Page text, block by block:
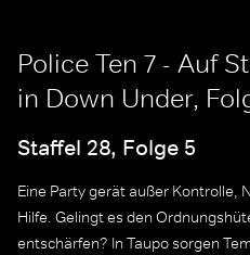
Police Ten 7 - Auf
in Down Under,
Staffel 28, Folge 5
Eine Party gerät außer Kontrolle,
Hilfe. Gelingt es den
entschärfen? In Taupo sorgen